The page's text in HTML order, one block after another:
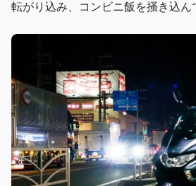
転がり込み、コンビニ飯を掻き込ん